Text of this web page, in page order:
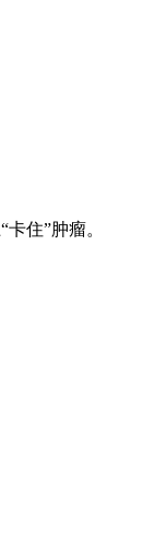
“卡住”肿瘤。